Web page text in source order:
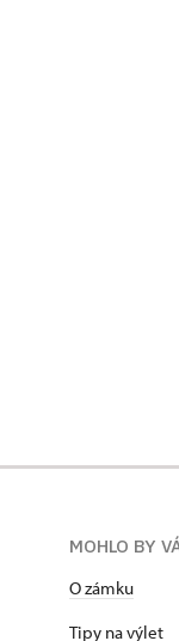
MOHLO BY
O zámku
Tipy na výlet